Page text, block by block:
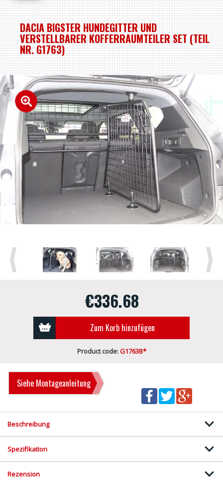
DACIA BIGSTER HUNDEGITTER UND
VERSTELLBARER KOFFERRAUMTEILER SET (TEIL
NR. G1763)
Previous Next
€336.68
Zum Korb hinzufügen
Product code:G1763B*
Siehe Montageanleitung
Beschreibung
Spezifikation
Rezension